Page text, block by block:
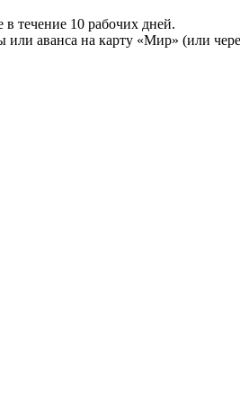
в течение 10 рабочих дней.
аванса на карту «Мир» (или